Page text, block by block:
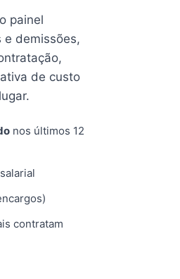
painel
e demissões,
de custo
nos últimos 12
contratam